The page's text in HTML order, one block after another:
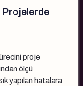
Projelerde
proje
ölçü
yapılan hatalara